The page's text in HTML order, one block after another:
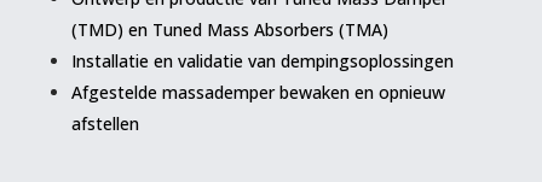
(TMD) en Tuned Mass Absorbers (TMA)
Installatie en validatie van dempingsoplossingen
Afgestelde massademper bewaken en opnieuw
afstellen